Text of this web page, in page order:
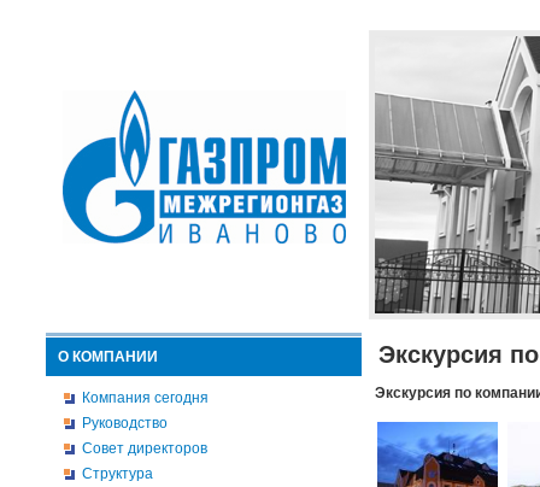
О КОМПАНИИ
Компания сегодня
Руководство
Совет директоров
Структура
Экскурсия
Экскурсия по